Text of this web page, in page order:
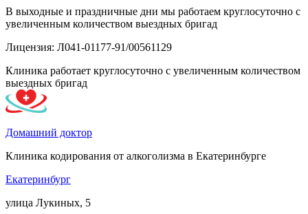
В выходные и праздничные дни мы работаем круглосуточно с
увеличенным количеством выездных бригад
Лицензия: Л041-01177-91/00561129
Клиника работает круглосуточно с увеличенным количеством
выездных бригад
Домашний доктор
Клиника кодирования от алкоголизма в Екатеринбурге
Екатеринбург
улица Лукиных, 5